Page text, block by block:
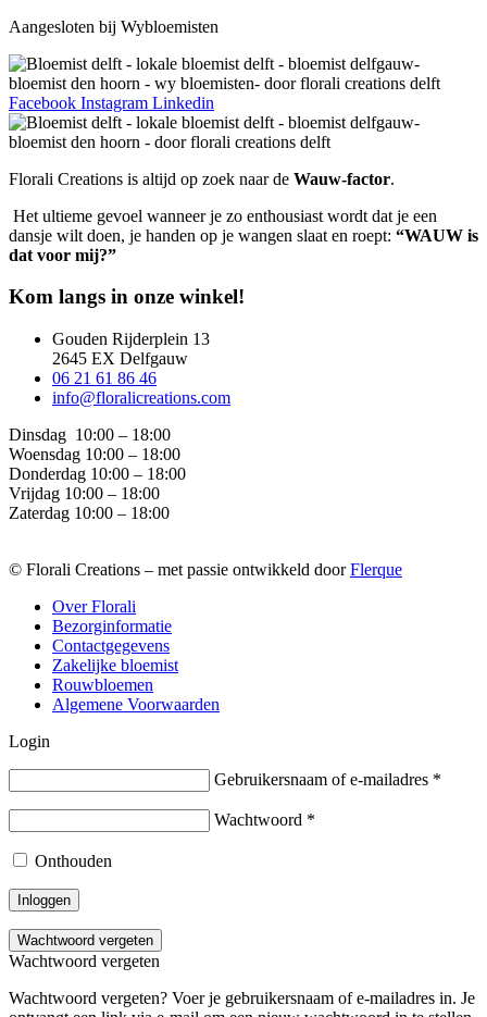
Aangesloten bij Wybloemisten
Facebook Instagram Linkedin
Florali Creations is altijd op zoek naar de Wauw-factor.
Het ultieme gevoel wanneer je zo enthousiast wordt dat je een
dansje wilt doen, je handen op je wangen slaat en roept: “WAUW is
dat voor mij?”
Kom langs in onze winkel!
Gouden Rijderplein 13
2645 EX Delfgauw
06 21 61 86 46
info@floralicreations.com
Dinsdag 10:00 – 18:00
Woensdag 10:00 – 18:00
Donderdag 10:00 – 18:00
Vrijdag 10:00 – 18:00
Zaterdag 10:00 – 18:00
© Florali Creations – met passie ontwikkeld doorFlerque
Over Florali
Bezorginformatie
Contactgegevens
Zakelijke bloemist
Rouwbloemen
Algemene Voorwaarden
Login
Gebruikersnaam of e-mailadres *
Wachtwoord *
Onthouden
Inloggen
Wachtwoord vergeten
Wachtwoord vergeten
Wachtwoord vergeten? Voer je gebruikersnaam of e-mailadres in. Je